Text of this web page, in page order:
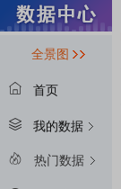
全景图
首页
我的数据
热门数据